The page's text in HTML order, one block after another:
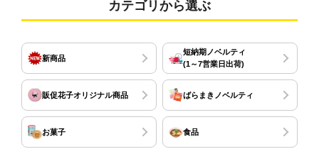
カテゴリから選ぶ
新商品
短納期ノベルティ
(1～7営業日出荷)
販促花子オリジナル商品 ばらまきノベルティ
お菓子 食品